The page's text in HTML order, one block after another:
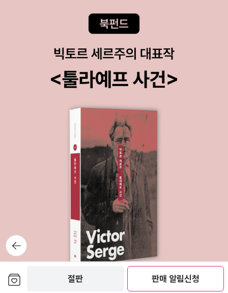
절판 판매 알림신청
힌 것으로 보인다(추록이 영문뿐 아니라 중문으로도 쓰여 있다! 다만,
위 논문에서 글쓴이는 중국 핀테크기업 성공요인을 제도주의 경제학
이론으로 규명해 보겠다고 하였는데, 제도주의 경제학에 대한 깊은
ons, Institutional Change and Economic Performance』(19
(1990)' 내지 'Amable and Petit'라고만 표시되어 있고, 뒤의 참고
문헌 목록에는 해당 문헌이 나타나 있지 않다. Ernst & Young 보고
서의 저자를, 연구를 발주한 영국 재무부 경제장관(Economic Secr
etary to the Treasury)인 Harriett Baldwin으로 쓴 것도 오류이
다. https://en.wikipedia.org/wiki/Economic_Secretary_to_t
he_Treasury 참조. 이상과 같이 논문은 책에 비하여 이래저래 급하
게 내신 것 같지만, 어쨌든 좋은 주제를 잡아 성실하게 잘 엮어내셨다
고 생각한다.) 지금은 한국토지주택공사에서 일하고 있지만 스마트시
티 개발 정책을 연구하기 위하여 중국 푸단대학교에서 박사과정을 밟
을 예정이시라고 한다. 성공하시기를 바란다. 참고문헌을 추려 본다.
스리체어스라는 출판사도, 북 저널리즘이라는 시리즈도 생소한데, 찾
아보니 작년 초부터 흥미로운 책들을 많이 내고 있다. 2018년 4월 2
일자로 발행될 『버닝맨, 혁신을 실험하다』까지 17권이 나왔다. 그러
뒤로가
기